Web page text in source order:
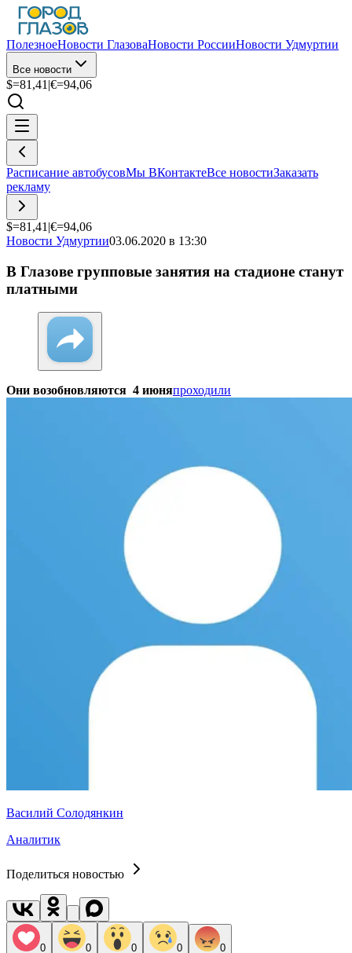
ПолезноеНовости ГлазоваНовости РоссииНовости Удмуртии
Все новости
$=81,41 |€=94,06
Расписание автобусовМы ВКонтактеВсе новостиЗаказать
рекламу
$=81,41 |€=94,06
Новости Удмуртии03.06.2020 в 13:30
В Глазове групповые занятия на стадионе станут
платными
Они возобновляются 4 июняпроходили
Василий Солодянкин
Аналитик
Поделиться новостью
0 0 0 0 0